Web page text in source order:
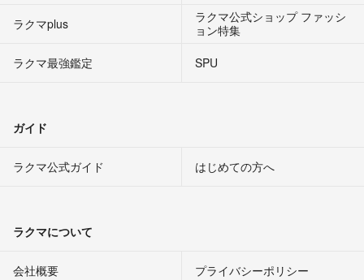
ラクマplus
ラクマ公式ショップ ファッシ
ョン特集
ラクマ最強鑑定
SPU
ガイド
ラクマ公式ガイド はじめての方へ
ラクマについて
会社概要 プライバシーポリシー